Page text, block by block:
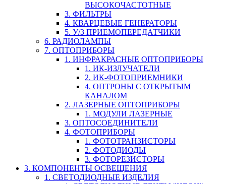
ВЫСОКОЧАСТОТНЫЕ
3. ФИЛЬТРЫ
4. КВАРЦЕВЫЕ ГЕНЕРАТОРЫ
5. У/З ПРИЕМОПЕРЕДАТЧИКИ
6. РАДИОЛАМПЫ
7. ОПТОПРИБОРЫ
1. ИНФРАКРАСНЫЕ ОПТОПРИБОРЫ
1. ИК-ИЗЛУЧАТЕЛИ
2. ИК-ФОТОПРИЕМНИКИ
4. ОПТРОНЫ С ОТКРЫТЫМ
КАНАЛОМ
2. ЛАЗЕРНЫЕ ОПТОПРИБОРЫ
1. МОДУЛИ ЛАЗЕРНЫЕ
3. ОПТОСОЕДИНИТЕЛИ
4. ФОТОПРИБОРЫ
1. ФОТОТРАНЗИСТОРЫ
2. ФОТОДИОДЫ
3. ФОТОРЕЗИСТОРЫ
3. КОМПОНЕНТЫ ОСВЕЩЕНИЯ
1. СВЕТОДИОДНЫЕ ИЗДЕЛИЯ